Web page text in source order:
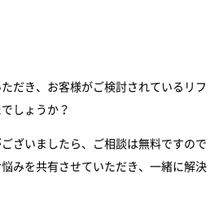
だき、お客様がご検討されているリフ
しょうか？
ざいましたら、ご相談は無料ですので
悩みを共有させていただき、一緒に解決